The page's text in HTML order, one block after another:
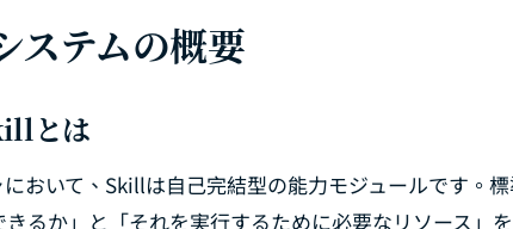
テムの概要
とは
おいて、Skillは自己完結型の能力モジュールです。
るか」と「それを実行するために必要なリソース」